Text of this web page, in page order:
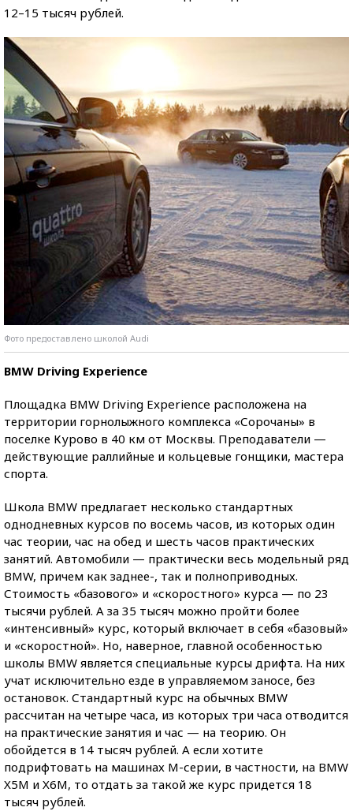
12–15 тысяч рублей.
Фото предоставлено школой Audi
BMW Driving Experience
Площадка BMW Driving Experience расположена на
территории горнолыжного комплекса «Сорочаны» в
поселке Курово в 40 км от Москвы. Преподаватели —
действующие раллийные и кольцевые гонщики, мастера
спорта.
Школа BMW предлагает несколько стандартных
однодневных курсов по восемь часов, из которых один
час теории, час на обед и шесть часов практических
занятий. Автомобили — практически весь модельный ряд
BMW, причем как заднее-, так и полноприводных.
Стоимость «базового» и «скоростного» курса — по 23
тысячи рублей. А за 35 тысяч можно пройти более
«интенсивный» курс, который включает в себя «базовый»
и «скоростной». Но, наверное, главной особенностью
школы BMW является специальные курсы дрифта. На них
учат исключительно езде в управляемом заносе, без
остановок. Стандартный курс на обычных BMW
рассчитан на четыре часа, из которых три часа отводится
на практические занятия и час — на теорию. Он
обойдется в 14 тысяч рублей. А если хотите
подрифтовать на машинах М-серии, в частности, на BMW
X5M и X6M, то отдать за такой же курс придется 18
тысяч рублей.